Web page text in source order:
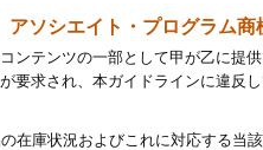
アソシエイト・プログラム
ンテンツの一部として甲が乙に提
要求され、本ガイドラインに違反
在庫状況およびこれに対応する